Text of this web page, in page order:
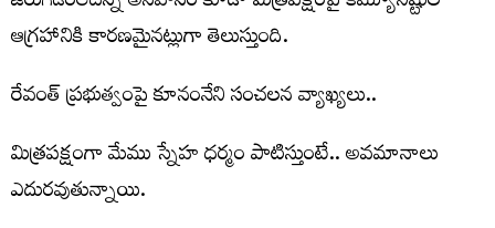
ఆగ్రహానికి కారణమైనట్లుగా తెలుస్తుంది.
రేవంత్ ప్ర‌భుత్వంపై కూనంనేని సంచ‌ల‌న వ్యాఖ్య‌లు..
మిత్రపక్షంగా మేము స్నేహ ధర్మం పాటిస్తుంటే.. అవమానాలు
ఎదురవుతున్నాయి.